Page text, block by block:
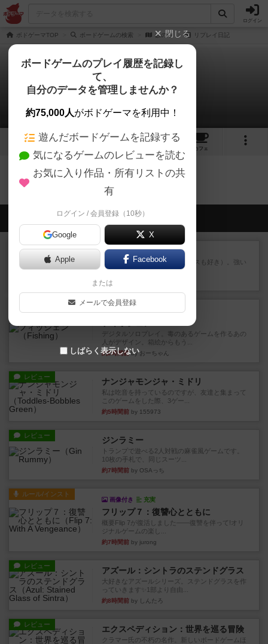
ログイン
ボドゲーマTOP ボードゲームの検索 藪の中 リプレイ日記
藪の中
0件のリプレイ日記
3 14
カフェ
藪の中のトップに戻る
会員の新しい投稿
レビュー マスクメン
マスクメンすごい好き（プロレスも好き）。強い
やつを決めるというより、ジ...
18分前
デジタルソロプレイ。毒のあるゲームを作るあの
人がデザイン。箱絵からもう...
約2時間前by おーちゃん
レビュー ナンジャモンジャ・ミドリ
私は吃音を持っているのですが、友達と集まって
このゲームをした際、3ゲー...
約5時間前 by 155973
レビュー ジンラミー
トランプで遊べる2人対戦の麻雀風ゲームです。
10枚の手札で、同じスーツ...
約7時間前 by OSAっち
ルール/インスト
画像付き 充実
フリップ７：復讐心とともに
概要Flip 7が復活しました――復讐を伴って!オリ
ジナルゲームの楽し...
約7時間前 by jurong
レビュー アズール：シントラのステンドグラス
大好きなアズールシリーズ。ステンドグラスを作
っていきます✨1部より自由...
約8時間前 by しんたろ
レビュー エクスペディション：世界を巡る冒険
クラマー氏の不朽の名作。新しいボードゲームほ
閉じる
ボードゲームのプレイ履歴を記録し
て、
自分のデータを管理しませんか？
約75,000人がボドゲーマを利用中！
遊んだボードゲームを記録する
気になるゲームのレビューを読む
お気に入り作品・所有リストの共
有
ログイン / 会員登録（10秒）
Google X
Apple Facebook
または
メールで会員登録
しばらく表示しない